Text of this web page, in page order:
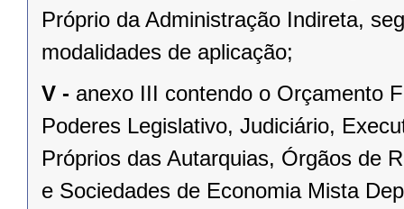
Próprio da Administração Indireta,
modalidades de aplicação;
V - anexo III contendo o Orçamento
Poderes Legislativo, Judiciário,
Próprios das Autarquias, Órgãos de
e Sociedades de Economia Mista